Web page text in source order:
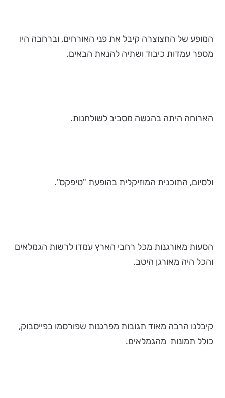
המופע של החצוצרה קיבל את פני האורחים, וברחבה היו
מספר עמדות כיבוד ושתיה להנאת הבאים.
הארוחה היתה בהגשה מסביב לשולחנות.
ולסיום, התוכנית המוזיקלית בהופעת "טיפקס".
הסעות מאורגנות מכל רחבי הארץ עמדו לרשות הגמלאים
והכל היה מאורגן היטב.
קיבלנו הרבה מאוד תגובות מפרגנות שפורסמו בפייסבוק,
כולל תמונות מהגמלאים.